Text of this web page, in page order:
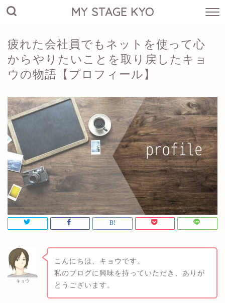
MY STAGE KYO
疲れた会社員でもネットを使って心
からやりたいことを取り戻したキョ
ウの物語【プロフィール】
キョウ
こんにちは、キョウです。
私のブログに興味を持っていただき、ありが
とうございます。